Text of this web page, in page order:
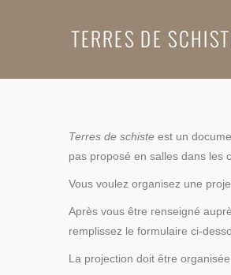
Organisez une projection !
Terres de schiste est un
pas proposé en salles dans les
Vous voulez organisez une
Après vous être renseigné
remplissez le formulaire ci-
La projection doit être